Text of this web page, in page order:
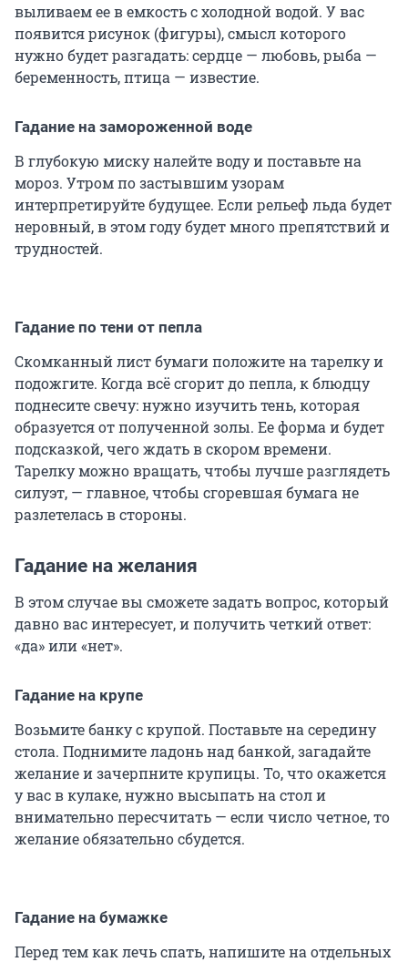
выливаем ее в емкость с холодной водой. У вас
появится рисунок (фигуры), смысл которого
нужно будет разгадать: сердце — любовь, рыба —
беременность, птица — известие.
Гадание на замороженной воде
В глубокую миску налейте воду и поставьте на
мороз. Утром по застывшим узорам
интерпретируйте будущее. Если рельеф льда будет
неровный, в этом году будет много препятствий и
трудностей.
Гадание по тени от пепла
Скомканный лист бумаги положите на тарелку и
подожгите. Когда всё сгорит до пепла, к блюдцу
поднесите свечу: нужно изучить тень, которая
образуется от полученной золы. Ее форма и будет
подсказкой, чего ждать в скором времени.
Тарелку можно вращать, чтобы лучше разглядеть
силуэт, — главное, чтобы сгоревшая бумага не
разлетелась в стороны.
Гадание на желания
В этом случае вы сможете задать вопрос, который
давно вас интересует, и получить четкий ответ:
«да» или «нет».
Гадание на крупе
Возьмите банку с крупой. Поставьте на середину
стола. Поднимите ладонь над банкой, загадайте
желание и зачерпните крупицы. То, что окажется
у вас в кулаке, нужно высыпать на стол и
внимательно пересчитать — если число четное, то
желание обязательно сбудется.
Гадание на бумажке
Перед тем как лечь спать, напишите на отдельных